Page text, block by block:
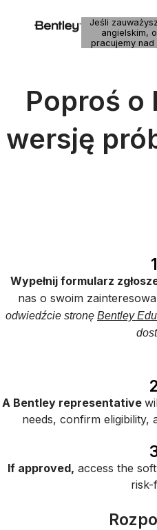
Jeśli
angielskim,
pracujemy nad
Poproś o
wersję
1
Wypełnij formularz
nas o swoim
odwiedźcie stronę Bentley
2
A Bentley representative
needs, confirm eligibility,
If approved, access the
risk-